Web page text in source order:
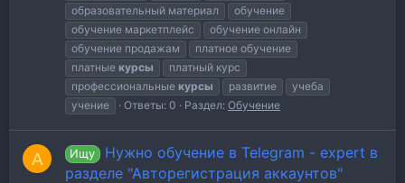
образовательный материал
обучение
обучение маркетплейс
обучение онлайн
обучение продажам
платное обучение
платные курсы
платный курс
профессиональные курсы развитие
учеба
учение
Ответы: 0 Раздел: Обучение
A Ищу
Нужно обучение в Telegram - expert в
разделе "Авторегистрация аккаунтов"